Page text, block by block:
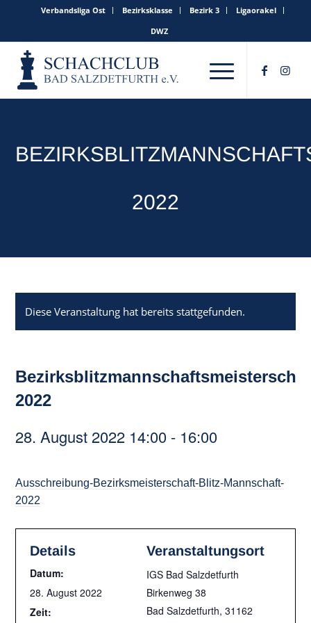
Verbandsliga Ost Bezirksklasse Bezirk 3
Ligaorakel
DWZ
2022
Diese Veranstaltung hat bereits stattgefunden.
2022
28. August 2022 14:00 - 16:00
Ausschreibung-Bezirksmeisterschaft-Blitz-Mannschaft-
2022
Details
Datum:
28. August 2022
Zeit:
Veranstaltungsort
IGS Bad Salzdetfurth
Birkenweg 38
Bad Salzdetfurth, 31162